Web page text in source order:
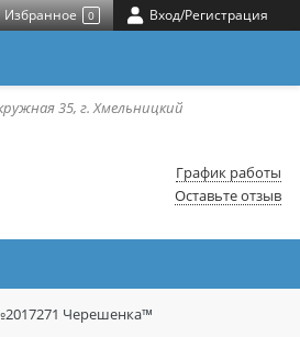
Избранное 0 Вход/Регистрация
35, г. Хмельницкий
График работы
Оставьте отзыв
Черешенка™